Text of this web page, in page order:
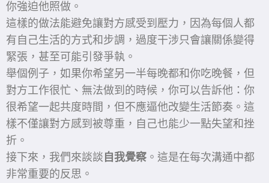
你強迫他照做。
這樣的做法能避免讓對方感受到壓力，因為每個人都
有自己生活的方式和步調，過度干涉只會讓關係變得
緊張，甚至可能引發爭執。
舉個例子，如果你希望另一半每晚都和你吃晚餐，但
對方工作很忙、無法做到的時候，你可以告訴他：你
很希望一起共度時間，但不應逼他改變生活節奏。這
樣不僅讓對方感到被尊重，自己也能少一點失望和挫
折。
接下來，我們來談談自我覺察 。這是在每次溝通中都
非常重要的反思。